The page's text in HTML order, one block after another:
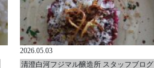
2026.05.03
清澄白河フジマル醸造所 スタッフブログ